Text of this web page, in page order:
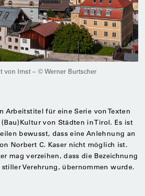
von Imst – © Werner Burtscher
Arbeitstitel für eine Serie von Texten
von Städten in Tirol. Es ist
bewusst, dass eine Anlehnung an
Norbert C. Kaser nicht möglich ist.
mag verzeihen, dass die Bezeichnung
Verehrung, übernommen wurde.